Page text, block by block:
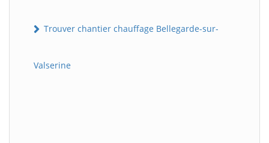
Trouver chantier chauffage Bellegarde-sur-
Valserine